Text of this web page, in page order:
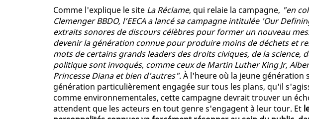
Comme l'explique le site La Réclame, qui relaie la campagne, "en
Clemenger BBDO, l’EECA a lancé sa campagne intitulée 'Our
extraits sonores de discours célèbres pour former un nouveau
devenir la génération connue pour produire moins de déchets et
mots de certains grands leaders des droits civiques, de la science,
politique sont invoqués, comme ceux de Martin Luther King Jr,
Princesse Diana et bien d’autres". À l'heure où la jeune génération
génération particulièrement engagée sur tous les plans, qu'il
comme environnementales, cette campagne devrait trouver un
attendent que les acteurs en tout genre s'engagent à leur tour. Et